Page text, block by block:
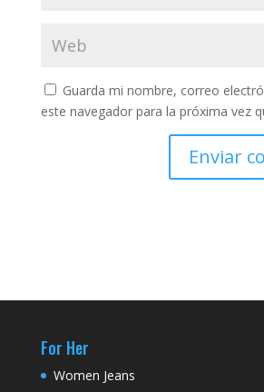
Guarda mi nombre, correo
este navegador para la próxima vez
For Her
Women Jeans